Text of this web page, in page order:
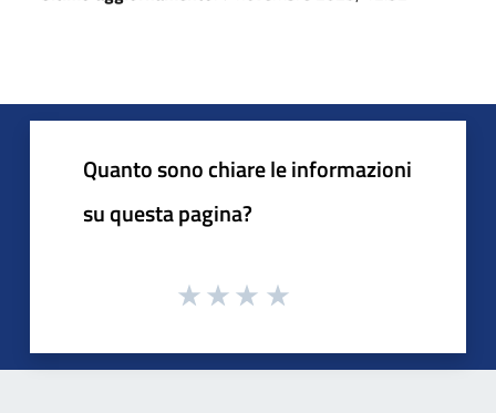
Quanto sono chiare le informazioni
su questa pagina?